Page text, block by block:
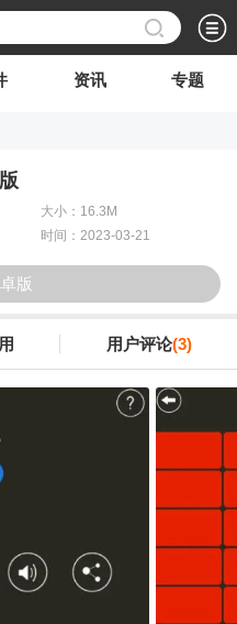
资讯 专题
大小：16.3M
时间：2023-03-21
版
用户评论(3)